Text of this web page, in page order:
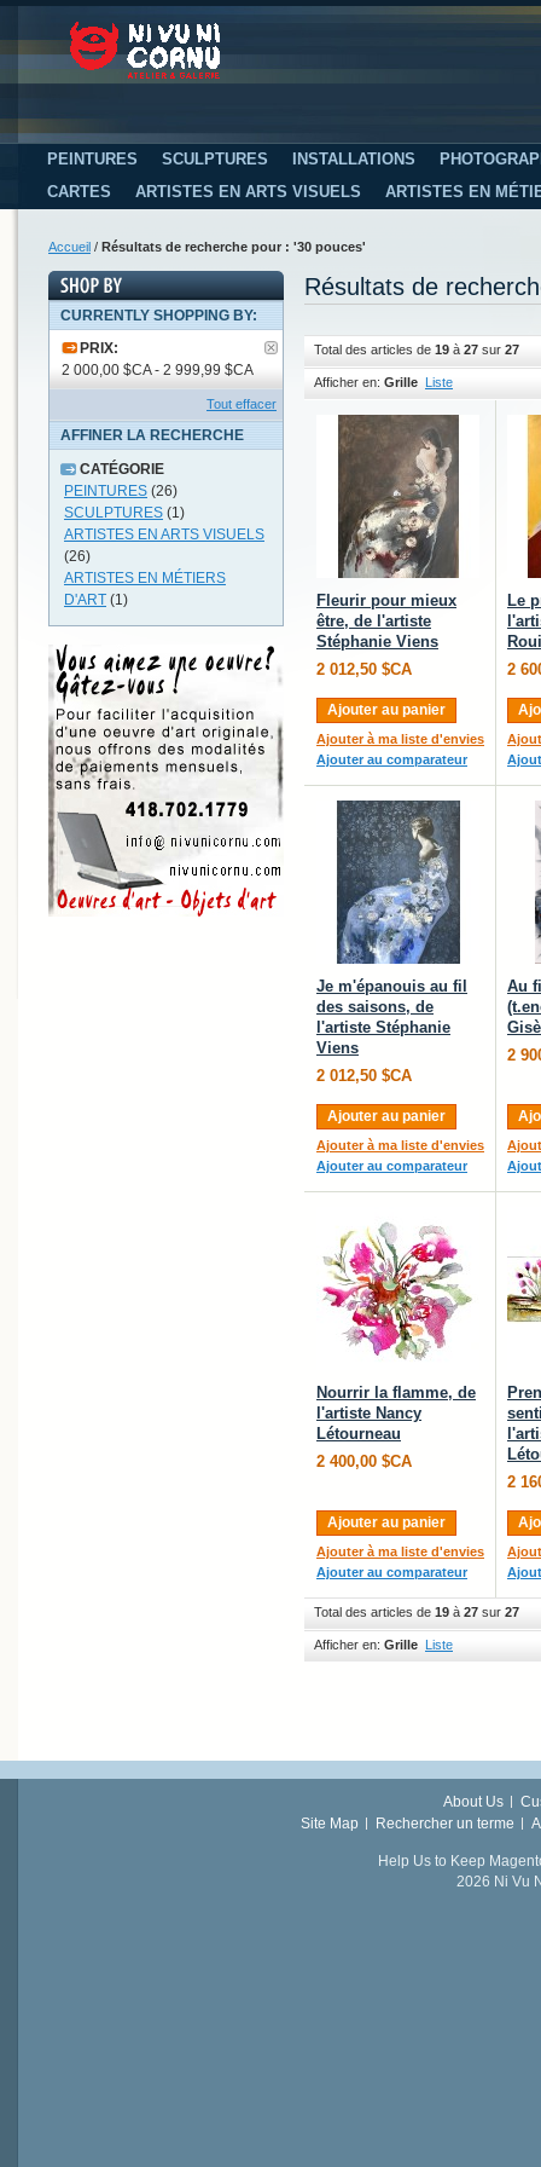
PEINTURES SCULPTURES INSTALLATIONS
CARTES
ARTISTES EN ARTS VISUELS ARTISTES EN
Accueil / Résultats de recherche pour : '30 pouces'
Résultats de
Total des articles de 19 à 27 sur 27
Afficher en: Grille Liste
Fleurir pour mieux
être, de l'artiste
Stéphanie Viens
2 012,50 $CA
Ajouter au panier
Ajouter à ma liste d'envies
Ajouter au comparateur
Le
2
Je m'épanouis au fil
des saisons, de
l'artiste Stéphanie
Viens
2 012,50 $CA
Ajouter au panier
Ajouter à ma liste d'envies
Ajouter au comparateur
Au
2
Nourrir la flamme, de
l'artiste Nancy
Létourneau
2 400,00 $CA
Ajouter au panier
Ajouter à ma liste d'envies
Ajouter au comparateur
2
Total des articles de 19 à 27 sur 27
Afficher en: Grille Liste
CURRENTLY SHOPPING BY:
PRIX:
2 000,00 $CA - 2 999,99 $CA
Tout effacer
AFFINER LA RECHERCHE
CATÉGORIE
PEINTURES (26)
SCULPTURES (1)
ARTISTES EN ARTS VISUELS
(26)
ARTISTES EN MÉTIERS
D'ART (1)
About Us
Site Map
Rechercher un terme
Help Us to Keep
2026 Ni Vu